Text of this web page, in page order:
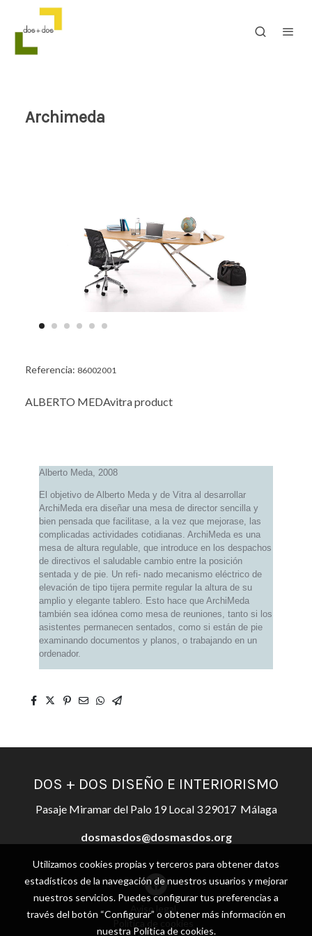
Archimeda
Referencia: 86002001
ALBERTO MEDAvitra product
Alberto Meda, 2008
El objetivo de Alberto Meda y de Vitra al desarrollar
ArchiMeda era diseñar una mesa de director sencilla y
bien pensada que facilitase, a la vez que mejorase, las
complicadas actividades cotidianas. ArchiMeda es una
mesa de altura regulable, que introduce en los despachos
de directivos el saludable cambio entre la posición
sentada y de pie. Un refi- nado mecanismo eléctrico de
elevación de tipo tijera permite regular la altura de su
amplio y elegante tablero. Esto hace que ArchiMeda
también sea idónea como mesa de reuniones, tanto si los
asistentes permanecen sentados, como si están de pie
examinando documentos y planos, o trabajando en un
ordenador.
DOS + DOS DISEÑO E INTERIORISMO
Pasaje Miramar del Palo 19 Local 3 29017 Málaga
dosmasdos@dosmasdos.org
Aviso legal
Política de cookies
Utilizamos cookies propias y terceros para obtener datos
estadísticos de la navegación de nuestros usuarios y mejorar
nuestros servicios. Puedes configurar tus preferencias a
través del botón “Configurar” o obtener más información en
nuestra Política de cookies.